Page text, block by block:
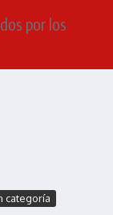
por los
categoría